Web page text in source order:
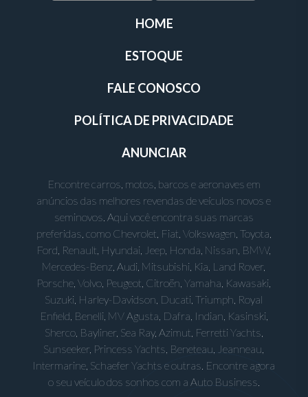
HOME
ESTOQUE
FALE CONOSCO
POLÍTICA DE PRIVACIDADE
ANUNCIAR
Encontre carros, motos, barcos e aeronaves em
anúncios das melhores revendas de veículos novos e
seminovos. Aqui você encontra suas marcas
preferidas, como Chevrolet, Fiat, Volkswagen, Toyota,
Ford, Renault, Hyundai, Jeep, Honda, Nissan, BMW,
Mercedes-Benz, Audi, Mitsubishi, Kia, Land Rover,
Porsche, Volvo, Peugeot, Citroën, Yamaha, Kawasaki,
Suzuki, Harley-Davidson, Ducati, Triumph, Royal
Enfield, Benelli, MV Agusta, Dafra, Indian, Kasinski,
Sherco, Bayliner, Sea Ray, Azimut, Ferretti Yachts,
Sunseeker, Princess Yachts, Beneteau, Jeanneau,
Intermarine, Schaefer Yachts e outras. Encontre agora
o seu veículo dos sonhos com a Auto Business.